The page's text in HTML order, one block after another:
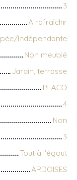
3
A rafraîchir
Indépendante
Non meublé
Jardin, terrasse
PLACO
4
Non
3
Tout à l'égout
ARDOISES